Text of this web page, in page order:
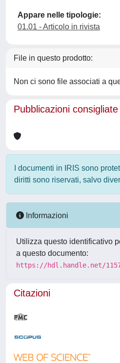
Appare nelle tipologie:
01.01 - Articolo in rivista
File in questo prodotto:
Non ci sono file associati a
Pubblicazioni consigliate
I documenti in IRIS sono
diritti sono riservati, salvo
Informazioni
Utilizza questo identificativo
a questo documento:
https://hdl.handle.net/
Citazioni